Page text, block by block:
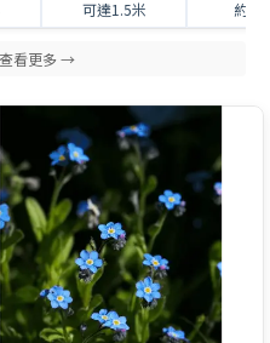
可達1.5米 約2